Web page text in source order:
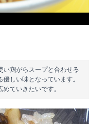
い鶏がらスープと合わせる
しい味となっています。
ていきたいです。